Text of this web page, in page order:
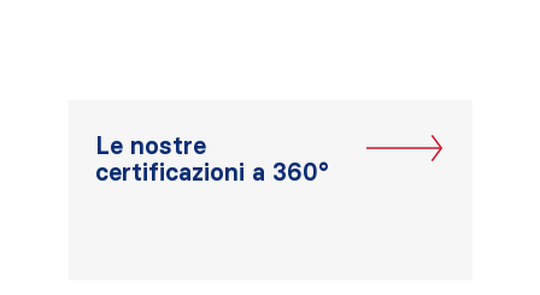
Le nostre
certificazioni a 360°